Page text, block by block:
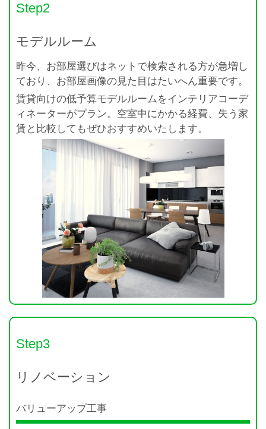
Step2
モデルルーム
昨今、お部屋選びはネットで検索される方が急増し
ており、お部屋画像の見た目はたいへん重要です。
賃貸向けの低予算モデルルームをインテリアコーデ
ィネーターがプラン。空室中にかかる経費、失う家
賃と比較してもぜひおすすめいたします。
Step3
リノベーション
バリューアップ工事